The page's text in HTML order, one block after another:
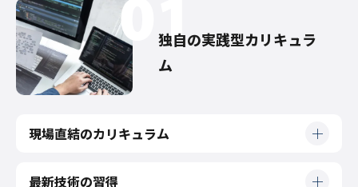
独自の実践型カリキュラ
ム
現場直結のカリキュラム
最新技術の習得